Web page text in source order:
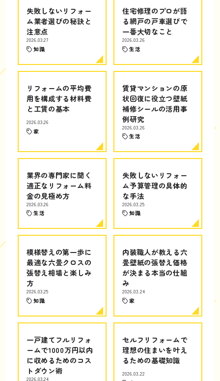
失敗しないリフォー
ム業者選びの秘訣と
注意点
2026.03.27
知識
住宅修理のプロが語
る網戸の戸車選びで
一番大切なこと
2026.03.26
生活
リフォームの平均費
用を構成する材料費
と工賃の基本
2026.03.26
家
賃貸マンションの原
状回復に役立つ壁紙
補修シールの活用事
例研究
2026.03.26
生活
業界の専門家に聞く
適正なリフォーム料
金の見極め方
2026.03.26
生活
失敗しないリフォー
ム予算管理の具体的
な手法
2026.03.25
知識
模様替えの第一歩に
最適な六畳クロスの
張替え相場と楽しみ
方
2026.03.25
知識
内装職人が教える六
畳壁紙の張替え価格
が決まる本当の仕組
み
2026.03.24
家
一戸建てフルリフォ
ームで1000万円以内
に収めるためのコス
トダウン術
2026.03.24
セルフリフォームで
理想の住まいを叶え
るための基礎知識
2026.03.22